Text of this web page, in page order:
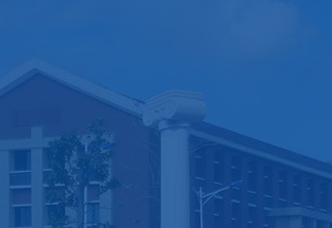
科学研究
科研概况
人才培养
本科生教育